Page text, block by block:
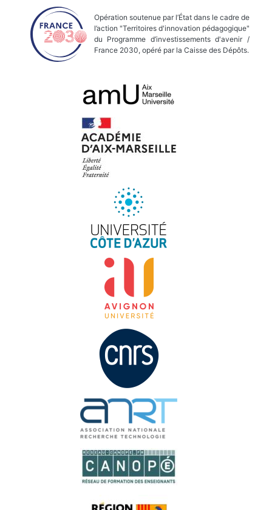
Opération soutenue par l’État dans le cadre de
l’action "Territoires d'innovation pédagogique"
du Programme d’investissements d'avenir /
France 2030, opéré par la Caisse des Dépôts.